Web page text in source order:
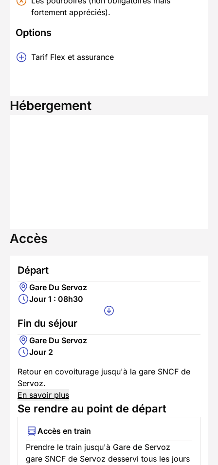
fortement appréciés).
Options
Tarif Flex et assurance
Hébergement
Accès
Départ
Gare Du Servoz
Jour 1 : 08h30
Fin du séjour
Gare Du Servoz
Jour 2
Retour en covoiturage jusqu'à la gare SNCF de
Servoz.
En savoir plus
Se rendre au point de départ
Accès en train
Prendre le train jusqu'à Gare de Servoz
gare SNCF de Servoz desservi tous les jours